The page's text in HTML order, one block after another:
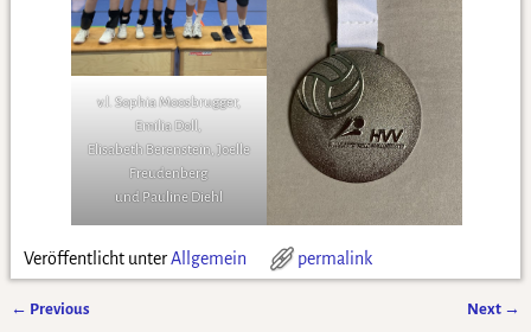
v.l. Sophia Moosbrugger,
Emilia Doll,
Elisabeth Berenstein, Joelle
Freudenberg
und Pauline Diehl
Veröffentlicht unter Allgemein permalink
← Previous Next →